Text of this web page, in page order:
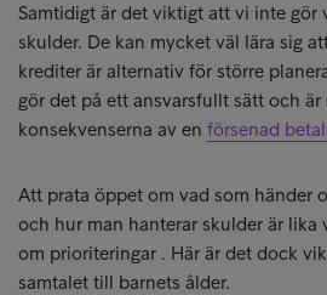
Samtidigt är det viktigt att vi inte gör
skulder. De kan mycket väl lära sig
krediter är alternativ för större
gör det på ett ansvarsfullt sätt och är
konsekvenserna av en försenad
Att prata öppet om vad som händer
och hur man hanterar skulder är lika
om prioriteringar . Här är det dock
samtalet till barnets ålder.